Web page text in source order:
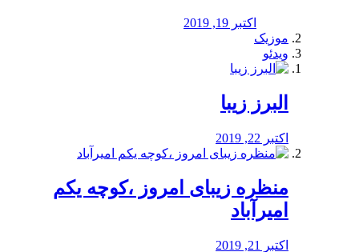
اکتبر 19, 2019
موزیک
ویدئو
البرز زیبا
اکتبر 22, 2019
منظره‌‌ زیبای امروز ،کوچه یکم
امیرآباد
اکتبر 21, 2019